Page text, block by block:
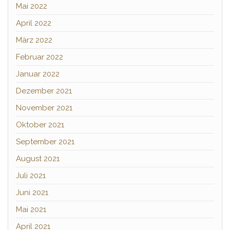
Mai 2022
April 2022
März 2022
Februar 2022
Januar 2022
Dezember 2021
November 2021
Oktober 2021
September 2021
August 2021
Juli 2021
Juni 2021
Mai 2021
April 2021